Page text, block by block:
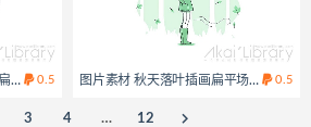
平场景
0.5 图片素材 秋天落叶插画扁平场景 0.5
3 4 … 12